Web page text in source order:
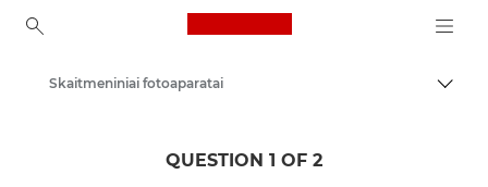
Canon Logo, back to
Skaitmeniniai fotoaparatai
QUESTION 1 OF 2